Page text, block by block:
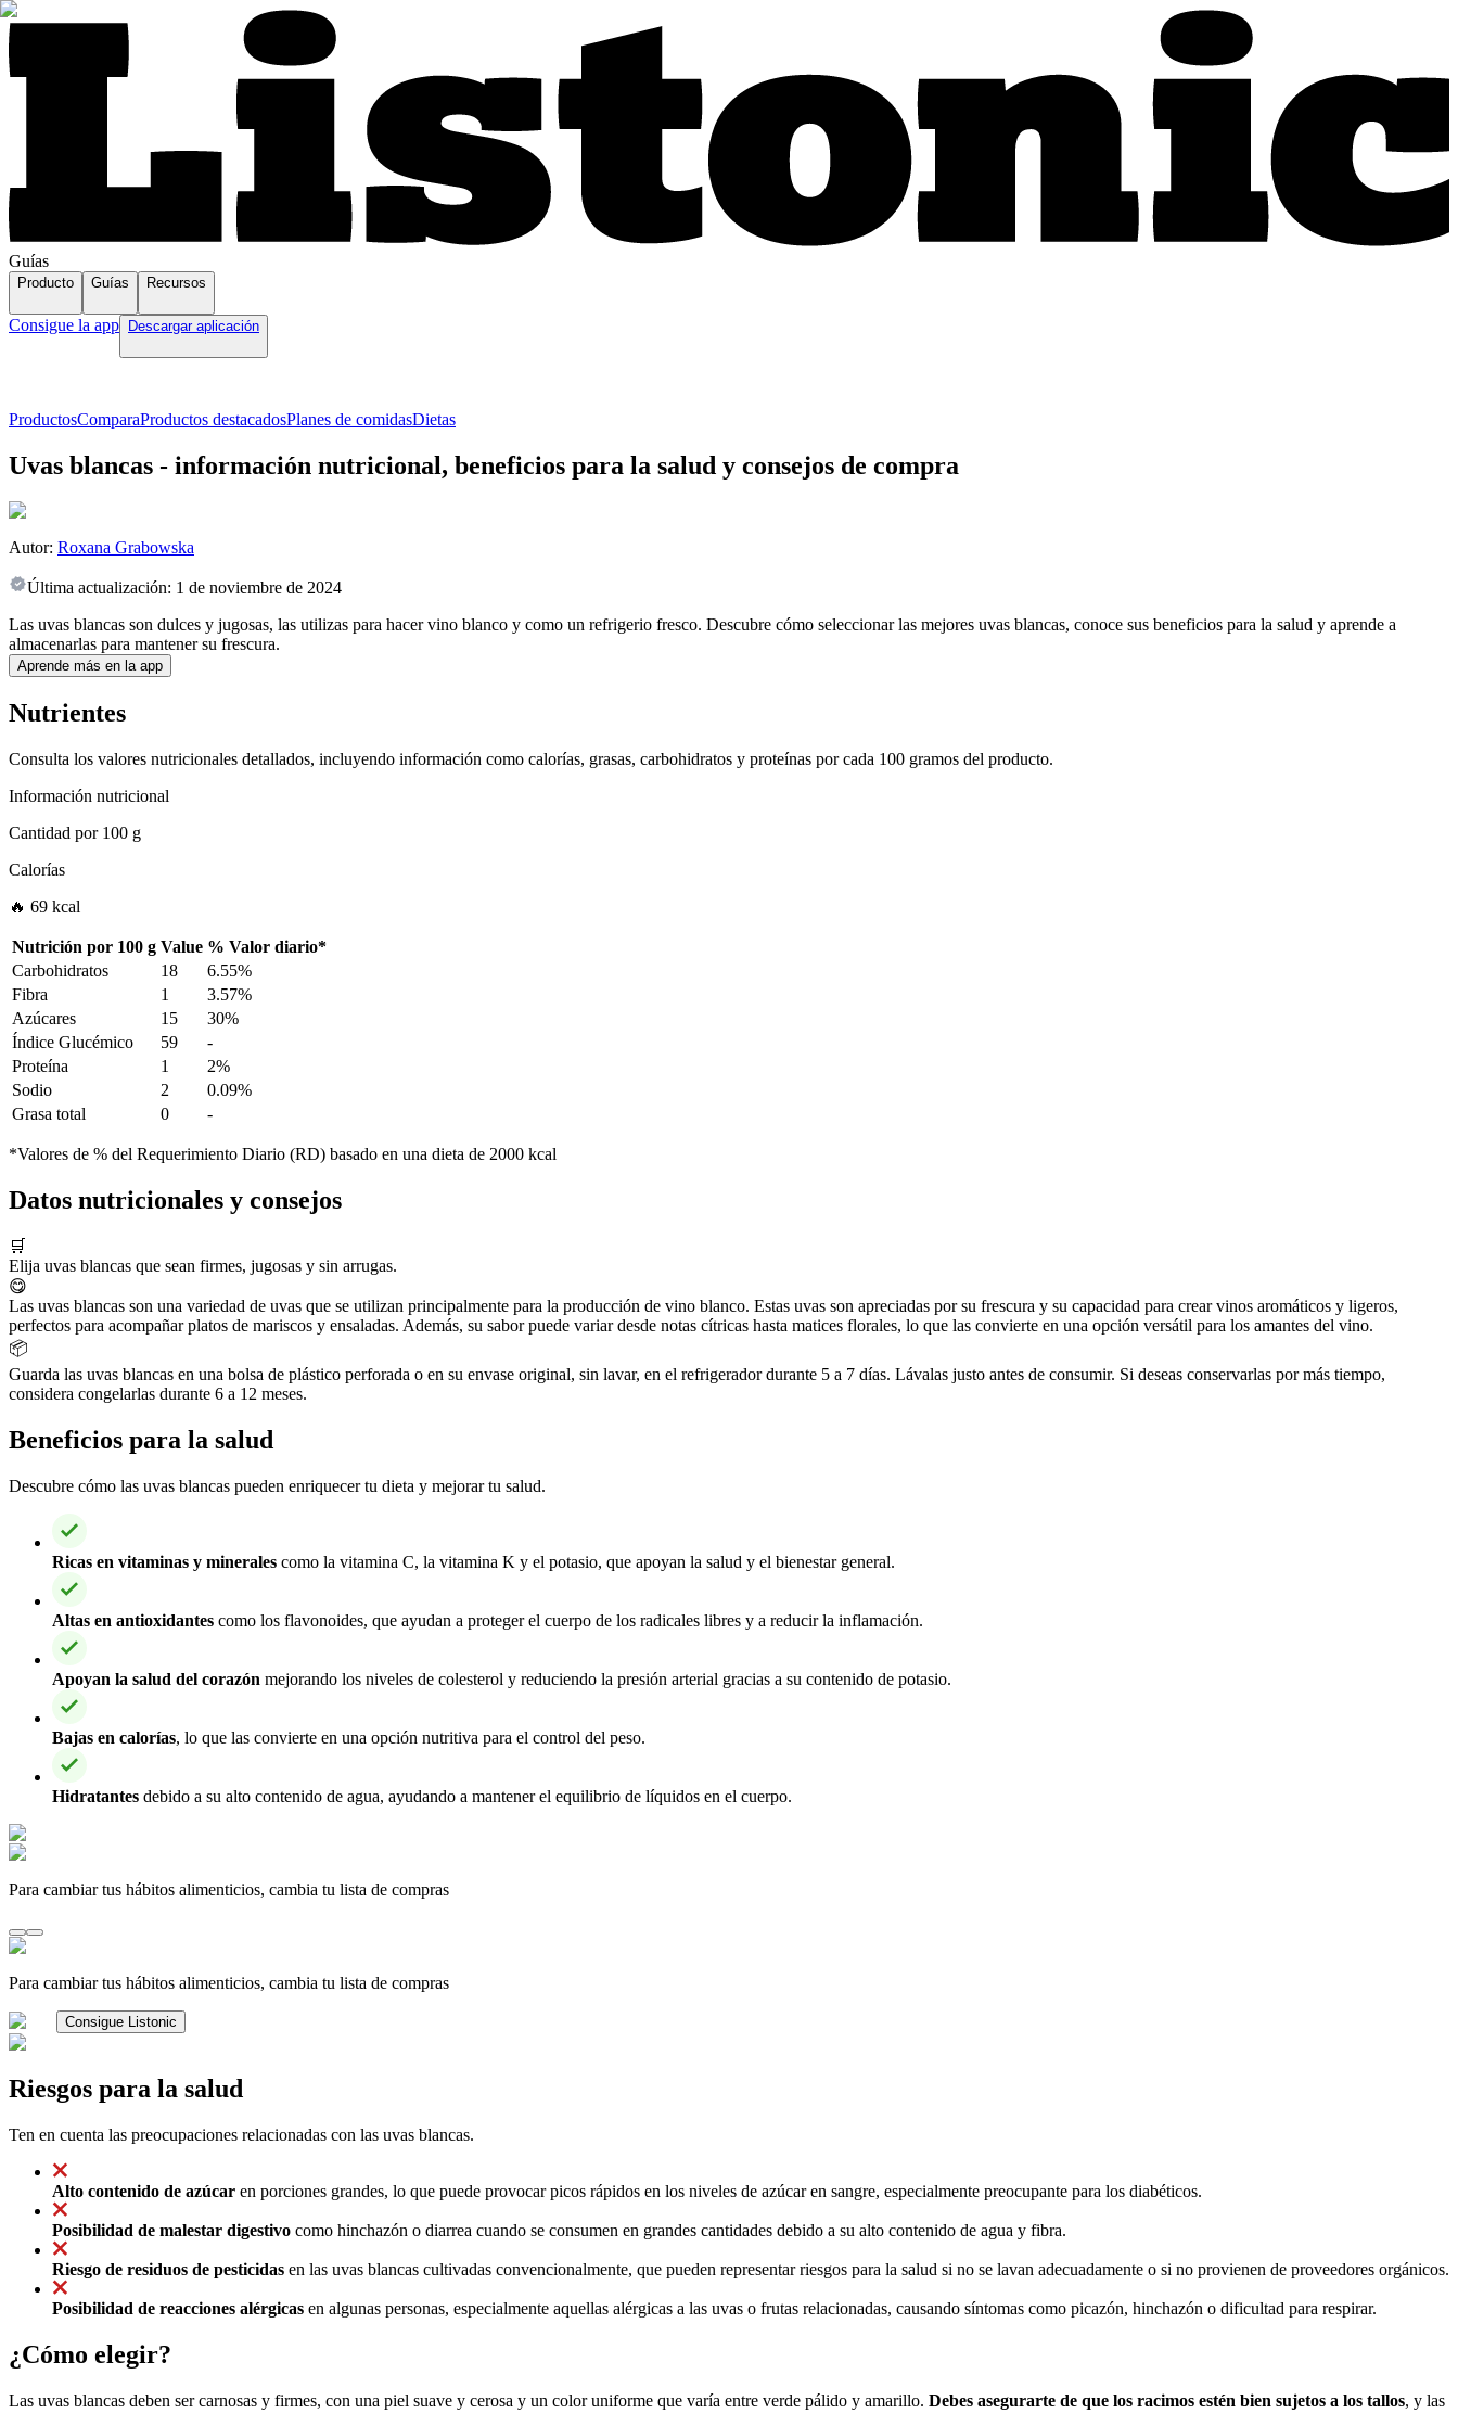
Guías
Producto Guías Recursos
Consigue la app Descargar aplicación
ProductosComparaProductos destacadosPlanes de comidasDietas
Uvas blancas - información nutricional, beneficios para la salud y consejos de compra
Autor: Roxana Grabowska
Última actualización: 1 de noviembre de 2024
Las uvas blancas son dulces y jugosas, las utilizas para hacer vino blanco y como un refrigerio fresco. Descubre cómo seleccionar las mejores uvas blancas, conoce sus beneficios para la salud y aprende a
almacenarlas para mantener su frescura.
Aprende más en la app
Nutrientes
Consulta los valores nutricionales detallados, incluyendo información como calorías, grasas, carbohidratos y proteínas por cada 100 gramos del producto.
Información nutricional
Cantidad por100 g
Calorías
🔥 69 kcal
Nutrición por 100 g Value % Valor diario*
Carbohidratos
18
6.55%
Fibra
1
3.57%
Azúcares
15
30%
Índice Glucémico
59
-
Proteína
1
2%
Sodio
2
0.09%
Grasa total
0 -
*Valores de % del Requerimiento Diario (RD) basado en una dieta de 2000 kcal
Datos nutricionales y consejos
🛒
Elija uvas blancas que sean firmes, jugosas y sin arrugas.
😋
Las uvas blancas son una variedad de uvas que se utilizan principalmente para la producción de vino blanco. Estas uvas son apreciadas por su frescura y su capacidad para crear vinos aromáticos y ligeros,
perfectos para acompañar platos de mariscos y ensaladas. Además, su sabor puede variar desde notas cítricas hasta matices florales, lo que las convierte en una opción versátil para los amantes del vino.
📦
Guarda las uvas blancas en una bolsa de plástico perforada o en su envase original, sin lavar, en el refrigerador durante 5 a 7 días. Lávalas justo antes de consumir. Si deseas conservarlas por más tiempo,
considera congelarlas durante 6 a 12 meses.
Beneficios para la salud
Descubre cómo las uvas blancas pueden enriquecer tu dieta y mejorar tu salud.
Ricas en vitaminas y minerales como la vitamina C, la vitamina K y el potasio, que apoyan la salud y el bienestar general.
Altas en antioxidantes como los flavonoides, que ayudan a proteger el cuerpo de los radicales libres y a reducir la inflamación.
Apoyan la salud del corazón mejorando los niveles de colesterol y reduciendo la presión arterial gracias a su contenido de potasio.
Bajas en calorías, lo que las convierte en una opción nutritiva para el control del peso.
Hidratantes debido a su alto contenido de agua, ayudando a mantener el equilibrio de líquidos en el cuerpo.
Para cambiar tus hábitos alimenticios, cambia tu lista de compras
Para cambiar tus hábitos alimenticios, cambia tu lista de compras
Consigue Listonic
Riesgos para la salud
Ten en cuenta las preocupaciones relacionadas con las uvas blancas.
Alto contenido de azúcar en porciones grandes, lo que puede provocar picos rápidos en los niveles de azúcar en sangre, especialmente preocupante para los diabéticos.
Posibilidad de malestar digestivo como hinchazón o diarrea cuando se consumen en grandes cantidades debido a su alto contenido de agua y fibra.
Riesgo de residuos de pesticidas en las uvas blancas cultivadas convencionalmente, que pueden representar riesgos para la salud si no se lavan adecuadamente o si no provienen de proveedores orgánicos.
Posibilidad de reacciones alérgicas en algunas personas, especialmente aquellas alérgicas a las uvas o frutas relacionadas, causando síntomas como picazón, hinchazón o dificultad para respirar.
¿Cómo elegir?
Las uvas blancas deben ser carnosas y firmes, con una piel suave y cerosa y un color uniforme que varía entre verde pálido y amarillo. Debes asegurarte de que los racimos estén bien sujetos a los tallos, y las